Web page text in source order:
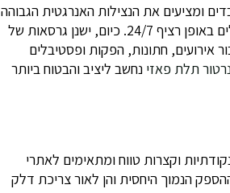
ומציעים את הנצילות האנרגטית הגבוהה
והכלכלית ביותר לטווח ארוך. לכן, גנרטורים מבוססי דיזל מתאימים במיוחד לתעשיות, מערכות ואתרים הפועלים באופן רציף 24/7. כיום, ישנן גרסאות של
אירועים, חתונות, הפקות ופסטיבלים
תלת פאזי נחשב ליציב והבטוח ביותר
וקצרות טווח ומתאימים לאתרי
הנמוך היחסית והן לאור צריכת דלק